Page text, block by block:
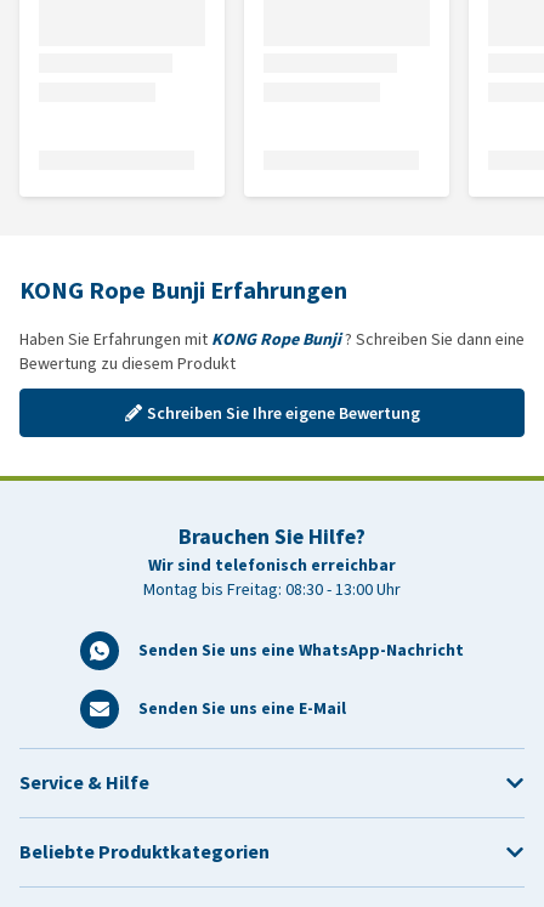
KONG Rope Bunji Erfahrungen
Haben Sie Erfahrungen mit KONG Rope Bunji? Schreiben Sie dann eine
Bewertung zu diesem Produkt
Schreiben Sie Ihre eigene Bewertung
Brauchen Sie Hilfe?
Wir sind telefonisch erreichbar
Montag bis Freitag: 08:30 - 13:00 Uhr
Senden Sie uns eine WhatsApp-Nachricht
Senden Sie uns eine E-Mail
Service & Hilfe
Beliebte Produktkategorien